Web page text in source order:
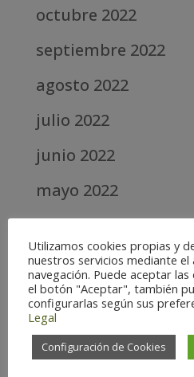
octubre 2022
septiembre 2022
agosto 2022
julio 2022
junio 2022
mayo 2022
abril 2022
marzo 2022
febrero 2022
enero 2022
diciembre 2021
Utilizamos cookies propias y
nuestros servicios mediante el
navegación. Puede aceptar las
el botón "Aceptar", también
configurarlas según sus
Legal
Configuración de Cookies